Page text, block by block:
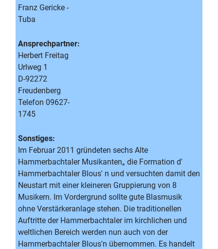
Franz Gericke -
Tuba
Ansprechpartner:
Herbert Freitag
Urlweg 1
D-92272
Freudenberg
Telefon 09627-
1745
Sonstiges:
Im Februar 2011 gründeten sechs Alte
Hammerbachtaler Musikanten„ die Formation d'
Hammerbachtaler Blous' n und versuchten damit den
Neustart mit einer kleineren Gruppierung von 8
Musikern. Im Vordergrund sollte gute Blasmusik
ohne Verstärkeranlage stehen. Die traditionellen
Auftritte der Hammerbachtaler im kirchlichen und
weltlichen Bereich werden nun auch von der
Hammerbachtaler Blous'n übernommen. Es handelt